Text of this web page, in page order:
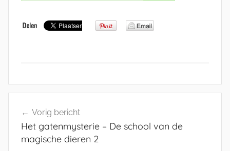
navigatie
Vorig bericht
Het gatenmysterie – De school van de
magische dieren 2